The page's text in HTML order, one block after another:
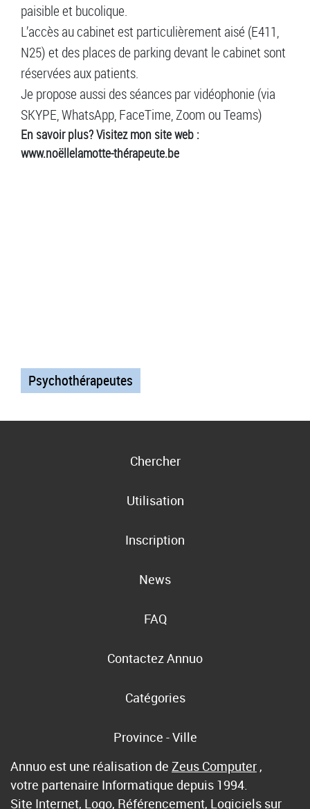
paisible et bucolique.
L’accès au cabinet est particulièrement aisé (E411,
N25) et des places de parking devant le cabinet sont
réservées aux patients.
Je propose aussi des séances par vidéophonie (via
SKYPE, WhatsApp, FaceTime, Zoom ou Teams)
En savoir plus? Visitez mon site web :
www.noëllelamotte-thérapeute.be
Psychothérapeutes
Chercher
Utilisation
Inscription
News
FAQ
Contactez Annuo
Catégories
Province - Ville
Annuo est une réalisation de Zeus Computer ,
votre partenaire Informatique depuis 1994.
Site Internet, Logo, Référencement, Logiciels sur